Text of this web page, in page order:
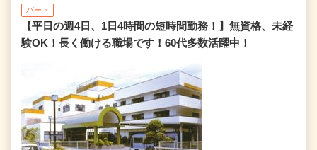
パート
【平日の週4日、1日4時間の短時間勤務！】無資格、未経
験OK！長く働ける職場です！60代多数活躍中！